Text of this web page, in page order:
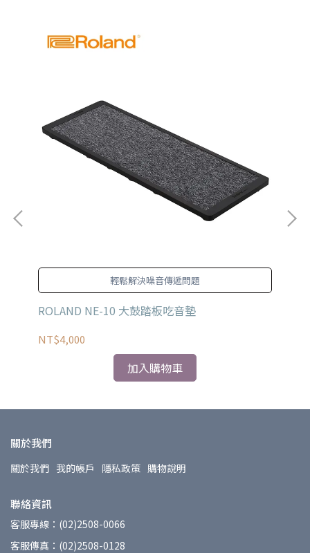
輕鬆解決噪音傳遞問題
ROLAND NE-10 大鼓踏板吃音墊
NT$4,000
加入購物車
關於我們
關於我們 我的帳戶 隱私政策 購物說明
聯絡資訊
客服專線：(02)2508-0066
客服傳真：(02)2508-0128